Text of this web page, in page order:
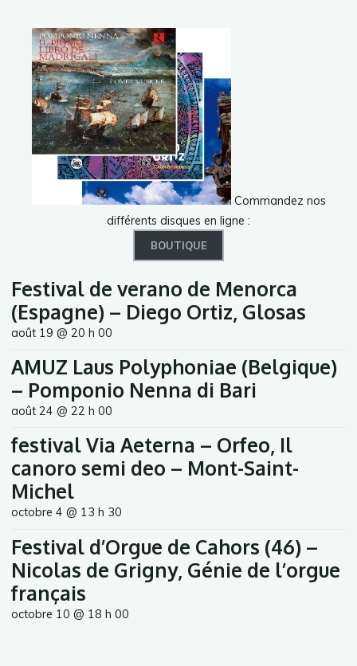
Commandez nos
différents disques en ligne :
BOUTIQUE
Festival de verano de Menorca
(Espagne) – Diego Ortiz, Glosas
août 19 @ 20 h 00
AMUZ Laus Polyphoniae (Belgique)
– Pomponio Nenna di Bari
août 24 @ 22 h 00
festival Via Aeterna – Orfeo, Il
canoro semi deo – Mont-Saint-
Michel
octobre 4 @ 13 h 30
Festival d’Orgue de Cahors (46) –
Nicolas de Grigny, Génie de l’orgue
français
octobre 10 @ 18 h 00